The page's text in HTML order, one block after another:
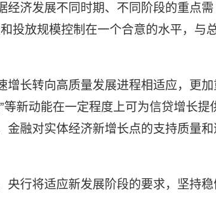
经济发展不同时期、不同阶段的重点需
投放规模控制在一个合意的水平，与
增长转向高质量发展进程相适应，更加
新动能在一定程度上可为信贷增长提
金融对实体经济新增长点的支持质量和
央行将适应新发展阶段的要求，坚持稳